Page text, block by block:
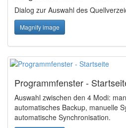
Dialog zur Auswahl des
Magnify image
Programmfenster -
Auswahl zwischen den 4 Modi:
automatisches Backup, manuelle
automatische Synchronisation.